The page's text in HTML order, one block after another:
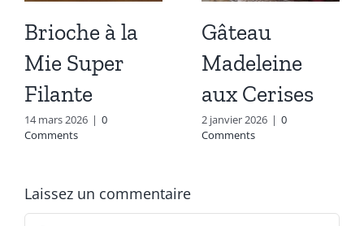
Brioche à la
Mie Super
Filante
14 mars 2026 | 0
Comments
Gâteau
Madeleine
aux Cerises
2 janvier 2026 | 0
Comments
Laissez un commentaire